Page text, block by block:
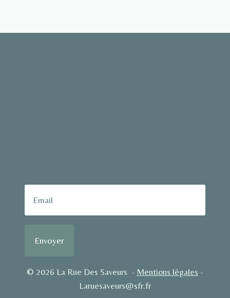
© 2026 La Rue Des Saveurs - Mentions légales -
Laruesaveurs@sfr.fr
Envoyer